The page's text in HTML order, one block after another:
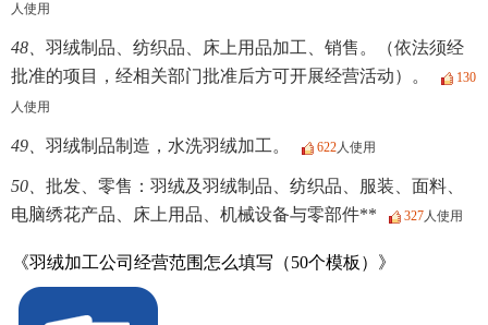
人使用
48、 羽绒制品、纺织品、床上用品加工、销售。（依法须经
批准的项目，经相关部门批准后方可开展经营活动）。
130
人使用
49、 羽绒制品制造，水洗羽绒加工。 622人使用
50、 批发、零售：羽绒及羽绒制品、纺织品、服装、面料、
电脑绣花产品、床上用品、机械设备与零部件**
327人使用
《羽绒加工公司经营范围怎么填写（50个模板）》